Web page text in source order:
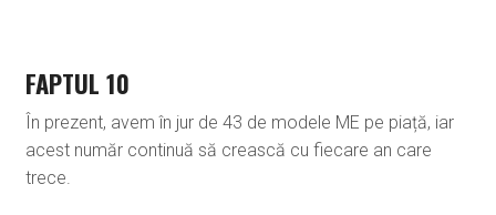
FAPTUL 10
În prezent, avem în jur de 43 de modele ME pe piață, iar
acest număr continuă să crească cu fiecare an care
trece.